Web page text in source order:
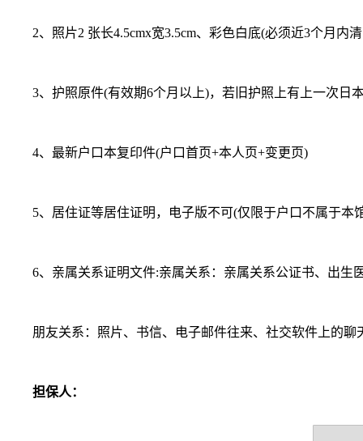
2、照片2 张长4.5cmx宽3.5cm、彩色白底(必须近3个月内
3、护照原件(有效期6个月以上)，若旧护照上有上一次日
4、最新户口本复印件(户口首页+本人页+变更页)
5、居住证等居住证明，电子版不可(仅限于户口不属于本
6、亲属关系证明文件:亲属关系：亲属关系公证书、出生
朋友关系：照片、书信、电子邮件往来、社交软件上的聊
担保人：